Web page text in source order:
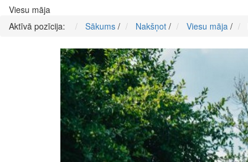
Viesu māja
Aktīvā pozīcija:
Sākums / Nakšņot / Viesu māja /